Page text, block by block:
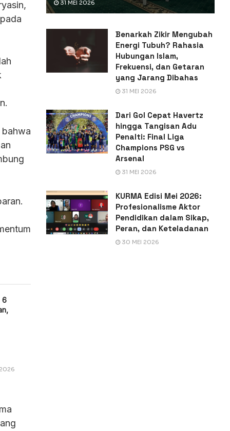
bahwa
6
31 MEI 2026
Benarkah Zikir Mengubah
Energi Tubuh? Rahasia
Hubungan Islam,
Frekuensi, dan Getaran
yang Jarang Dibahas
31 MEI 2026
Dari Gol Cepat Havertz
hingga Tangisan Adu
Penalti: Final Liga
Champions PSG vs
Arsenal
31 MEI 2026
KURMA Edisi Mei 2026:
Profesionalisme Aktor
Pendidikan dalam Sikap,
Peran, dan Keteladanan
30 MEI 2026